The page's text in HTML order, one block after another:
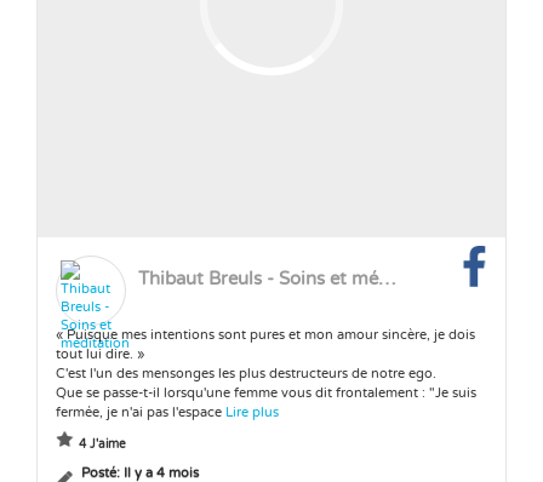
Thibaut Breuls - Soins et méditation
« Puisque mes intentions sont pures et mon amour sincère, je dois
tout lui dire. »
C'est l'un des mensonges les plus destructeurs de notre ego.
Que se passe-t-il lorsqu'une femme vous dit frontalement : "Je suis
fermée, je n'ai pas l'espace Lire plus
4 J'aime
Posté: Il y a 4 mois